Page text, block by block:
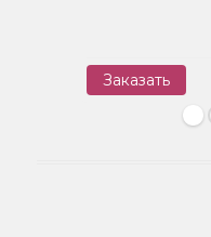
Заказать